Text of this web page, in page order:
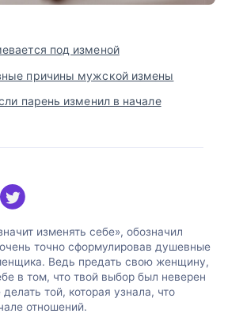
под изменой
причины мужской измены
парень изменил в начале
изменять себе», обозначил
точно сформулировав душевные
Ведь предать свою женщину,
в том, что твой выбор был неверен
той, которая узнала, что
отношений.